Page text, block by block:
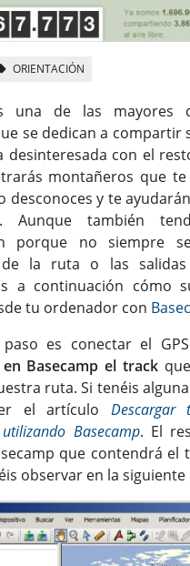
ORIENTACIÓN
una de las mayores
se dedican a compartir
desinteresada con el
montañeros que
desconoces y te
Aunque también
porque no siempre
de la ruta o las
a continuación cómo
tu ordenador con
es conectar el
Basecamp el trackque
ruta. Si tenéis
el artículo
Basecamp. El
que contendrá el
observar en la siguiente